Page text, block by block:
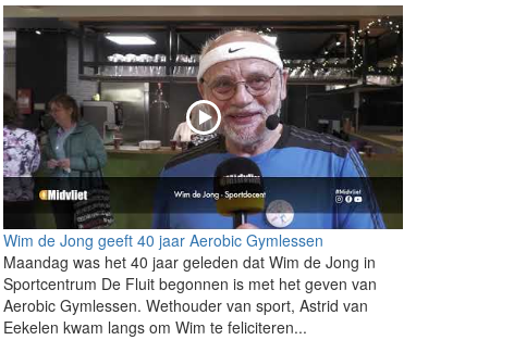
Wim de Jong geeft 40 jaar Aerobic Gymlessen
Maandag was het 40 jaar geleden dat Wim de Jong in
Sportcentrum De Fluit begonnen is met het geven van
Aerobic Gymlessen. Wethouder van sport, Astrid van
Eekelen kwam langs om Wim te feliciteren...